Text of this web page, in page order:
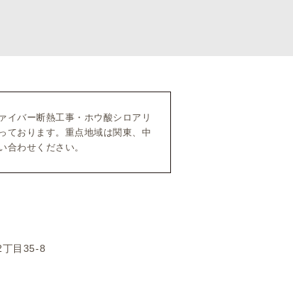
イバー断熱工事・ホウ酸シロアリ
ております。重点地域は関東、中
わせください。
目35-8